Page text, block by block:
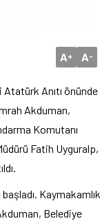
A+ A-
Atatürk Anıtı önünde
Akduman,
Komutanı
Fatih Uyguralp,
Kaymakamlık
Belediye